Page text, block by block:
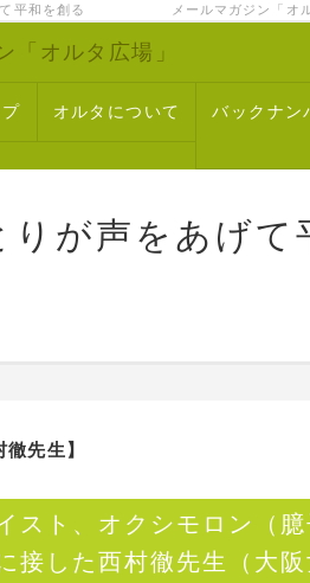
げて平和を創る メールマガジン「オル
「オルタ広場」
プ オルタについて バックナン
りが声をあげ
徹先生】
スト、オクシモロン（
接した西村徹先生（大